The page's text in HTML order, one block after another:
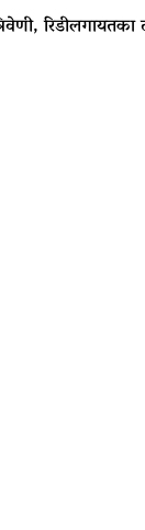
रिडीलगायतका